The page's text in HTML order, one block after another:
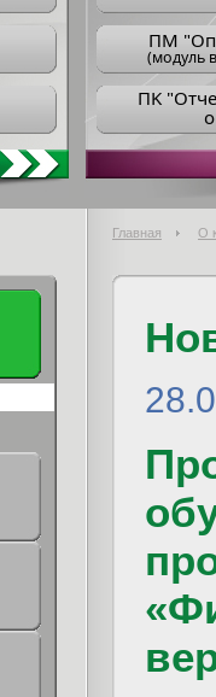
ПM
(модуль
ПK
Главная О